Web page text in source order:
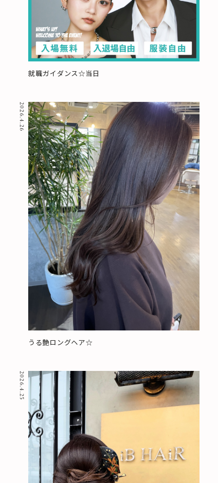
就職ガイダンス☆当日
2026.4.26
うる艶ロングヘア☆
2026.4.25